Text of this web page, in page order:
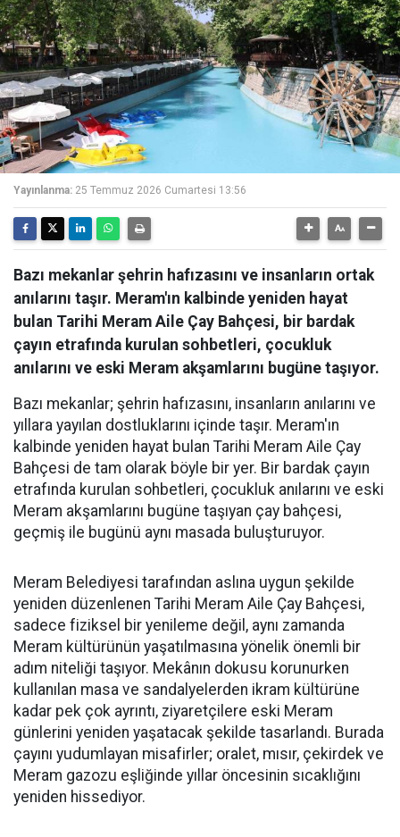
Yayınlanma: 25 Temmuz 2026 Cumartesi 13:56
Bazı mekanlar şehrin hafızasını ve insanların ortak
anılarını taşır. Meram'ın kalbinde yeniden hayat
bulan Tarihi Meram Aile Çay Bahçesi, bir bardak
çayın etrafında kurulan sohbetleri, çocukluk
anılarını ve eski Meram akşamlarını bugüne taşıyor.
Bazı mekanlar; şehrin hafızasını, insanların anılarını ve
yıllara yayılan dostluklarını içinde taşır. Meram'ın
kalbinde yeniden hayat bulan Tarihi Meram Aile Çay
Bahçesi de tam olarak böyle bir yer. Bir bardak çayın
etrafında kurulan sohbetleri, çocukluk anılarını ve eski
Meram akşamlarını bugüne taşıyan çay bahçesi,
geçmiş ile bugünü aynı masada buluşturuyor.
Meram Belediyesi tarafından aslına uygun şekilde
yeniden düzenlenen Tarihi Meram Aile Çay Bahçesi,
sadece fiziksel bir yenileme değil, aynı zamanda
Meram kültürünün yaşatılmasına yönelik önemli bir
adım niteliği taşıyor. Mekânın dokusu korunurken
kullanılan masa ve sandalyelerden ikram kültürüne
kadar pek çok ayrıntı, ziyaretçilere eski Meram
günlerini yeniden yaşatacak şekilde tasarlandı. Burada
çayını yudumlayan misafirler; oralet, mısır, çekirdek ve
Meram gazozu eşliğinde yıllar öncesinin sıcaklığını
yeniden hissediyor.